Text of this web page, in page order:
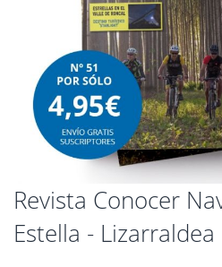
Revista Conocer
Estella - Lizarraldea
Saltar
al
comienzo
de